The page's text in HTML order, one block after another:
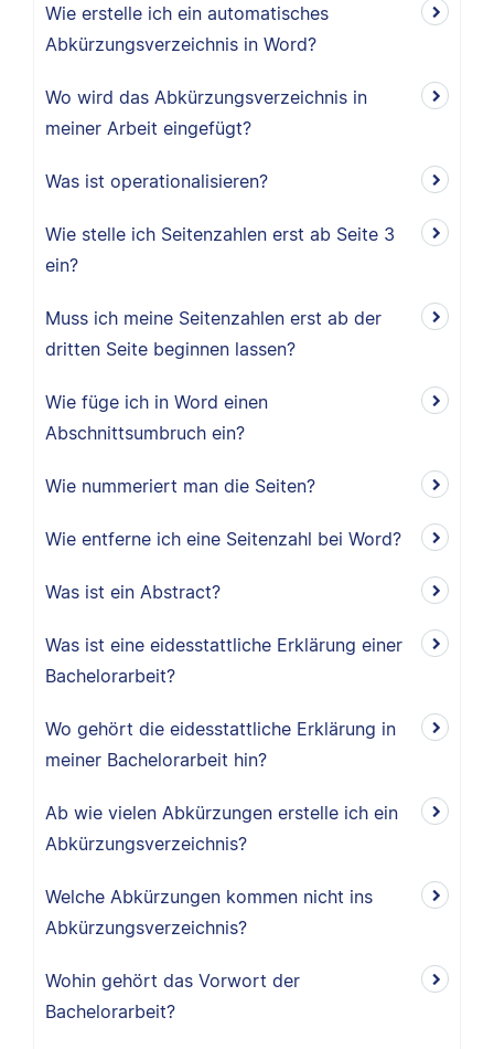
Wie erstelle ich ein automatisches
Abkürzungsverzeichnis in Word?
Wo wird das Abkürzungsverzeichnis in
meiner Arbeit eingefügt?
Was ist operationalisieren?
Wie stelle ich Seitenzahlen erst ab Seite 3
ein?
Muss ich meine Seitenzahlen erst ab der
dritten Seite beginnen lassen?
Wie füge ich in Word einen
Abschnittsumbruch ein?
Wie nummeriert man die Seiten?
Wie entferne ich eine Seitenzahl bei Word?
Was ist ein Abstract?
Was ist eine eidesstattliche Erklärung einer
Bachelorarbeit?
Wo gehört die eidesstattliche Erklärung in
meiner Bachelorarbeit hin?
Ab wie vielen Abkürzungen erstelle ich ein
Abkürzungsverzeichnis?
Welche Abkürzungen kommen nicht ins
Abkürzungsverzeichnis?
Wohin gehört das Vorwort der
Bachelorarbeit?